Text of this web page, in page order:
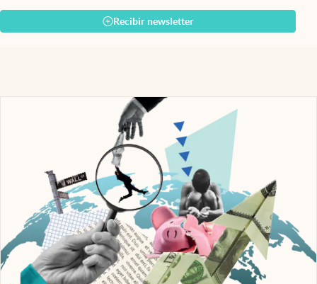
Recibir newsletter